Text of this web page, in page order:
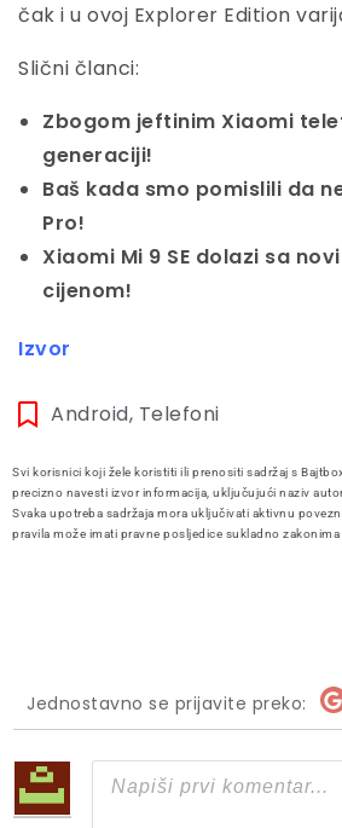
čak i u ovoj Explorer Edition
Slični članci:
Zbogom jeftinim Xiaomi
generaciji!
Baš kada smo pomislili da
Pro!
Xiaomi Mi 9 SE dolazi sa
cijenom!
Izvor
Android, Telefoni
Svi korisnici koji žele koristiti ili prenositi sadržaj s
precizno navesti izvor informacija, uključujući naziv
Svaka upotreba sadržaja mora uključivati aktivnu
pravila može imati pravne posljedice sukladno
Jednostavno se prijavite preko: